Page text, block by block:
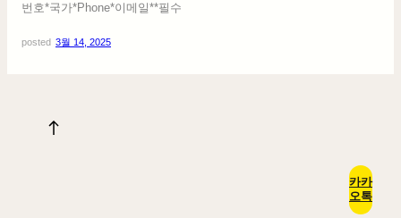
번호*국가*Phone*이메일**필수
posted 3월 14, 2025
카카
오톡